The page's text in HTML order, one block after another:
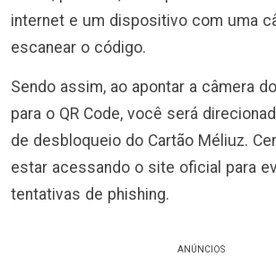
internet e um dispositivo com uma
escanear o código.
Sendo assim, ao apontar a câmera
para o QR Code, você será
de desbloqueio do Cartão Méliuz.
estar acessando o site oficial para
tentativas de phishing.
ANÚNCIOS